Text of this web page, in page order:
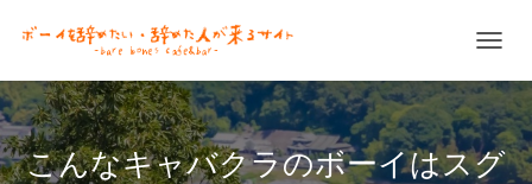
ビ
ー
シ
ョ
こんなキャバクラのボーイはスグ